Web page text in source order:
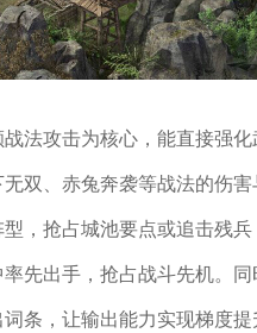
法攻击为核心，能直接强
双、赤兔奔袭等战法的伤
，抢占城池要点或追击残
先出手，抢占战斗先机。
条，让输出能力实现梯度